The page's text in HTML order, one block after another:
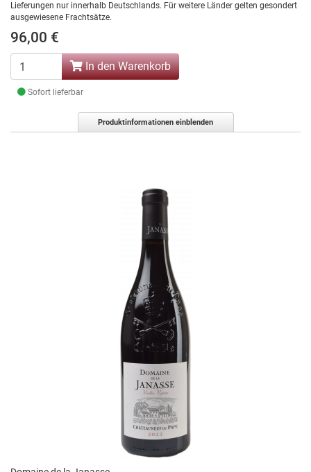
Lieferungen nur innerhalb Deutschlands. Für weitere Länder gelten gesondert
ausgewiesene Frachtsätze.
96,00 €
In den Warenkorb
Sofort lieferbar
Produktinformationen einblenden